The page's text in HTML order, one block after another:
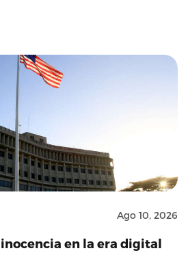
Ago 10, 2026
en la era digital